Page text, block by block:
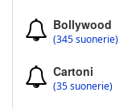
Bollywood
(345 suonerie)
Cartoni
(35 suonerie)